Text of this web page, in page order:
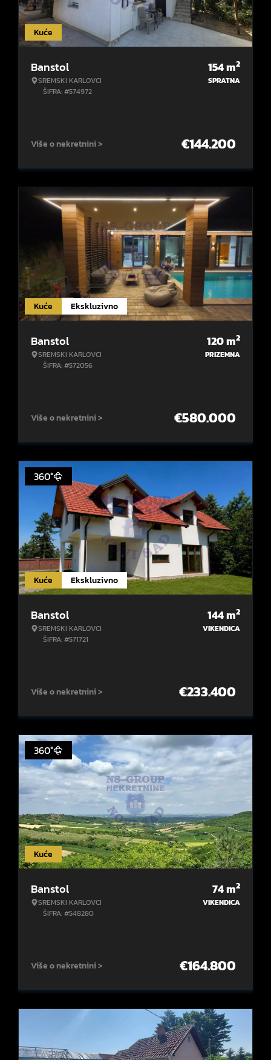
Kuće
Banstol
SREMSKI KARLOVCI
ŠIFRA: #574972
154m2
SPRATNA
Više o nekretnini > €144.200
Kuće Ekskluzivno
Banstol
SREMSKI KARLOVCI
ŠIFRA: #572056
120m2
PRIZEMNA
Više o nekretnini > €580.000
Kuće Ekskluzivno
360°
Banstol
SREMSKI KARLOVCI
ŠIFRA: #571721
144m2
VIKENDICA
Više o nekretnini > €233.400
Kuće
360°
Banstol
SREMSKI KARLOVCI
ŠIFRA: #548280
74m2
VIKENDICA
Više o nekretnini > €164.800